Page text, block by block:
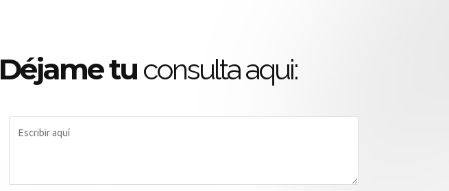
Déjame tu consulta aqui: